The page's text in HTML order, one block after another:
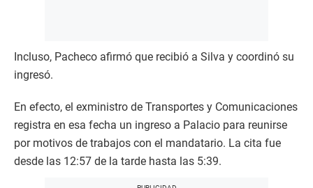
Incluso, Pacheco afirmó que recibió a Silva y coordinó su
ingresó.
En efecto, el exministro de Transportes y Comunicaciones
registra en esa fecha un ingreso a Palacio para reunirse
por motivos de trabajos con el mandatario. La cita fue
desde las 12:57 de la tarde hasta las 5:39.